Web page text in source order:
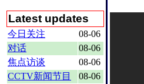
Latest updates
今日关注
08-06
对话
08-06
焦点访谈
08-06
CCTV新闻节目
08-06